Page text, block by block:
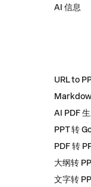
AI 信息
URL to
AI PDF
PPT 转
PDF 转
大纲转
文字转